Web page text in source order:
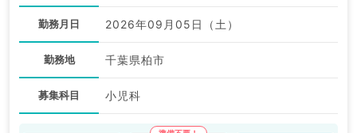
勤務月日 2026年09月05日（土）
勤務地 千葉県柏市
募集科目 小児科